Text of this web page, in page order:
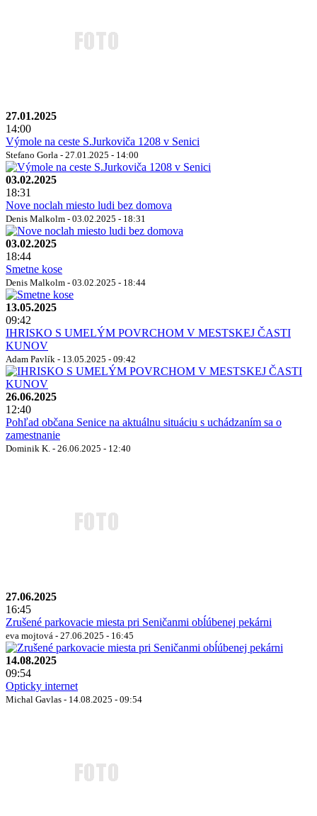
27.01.2025
14:00
Výmole na ceste S.Jurkoviča 1208 v Senici
Stefano Gorla - 27.01.2025 - 14:00
03.02.2025
18:31
Nove noclah miesto ludi bez domova
Denis Malkolm - 03.02.2025 - 18:31
03.02.2025
18:44
Smetne kose
Denis Malkolm - 03.02.2025 - 18:44
13.05.2025
09:42
IHRISKO S UMELÝM POVRCHOM V MESTSKEJ ČASTI
KUNOV
Adam Pavlík - 13.05.2025 - 09:42
26.06.2025
12:40
Pohľad občana Senice na aktuálnu situáciu s uchádzaním sa o
zamestnanie
Dominik K. - 26.06.2025 - 12:40
27.06.2025
16:45
Zrušené parkovacie miesta pri Seničanmi obĺúbenej pekárni
eva mojtová - 27.06.2025 - 16:45
14.08.2025
09:54
Opticky internet
Michal Gavlas - 14.08.2025 - 09:54